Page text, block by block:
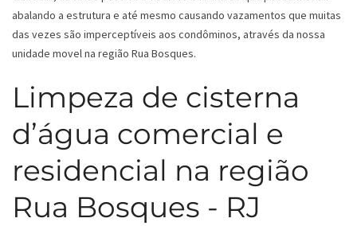
abalando a estrutura e até mesmo causando vazamentos que muitas
das vezes são imperceptíveis aos condôminos, através da nossa
unidade movel na região Rua Bosques.
Limpeza de cisterna
d’água comercial e
residencial na região
Rua Bosques - RJ